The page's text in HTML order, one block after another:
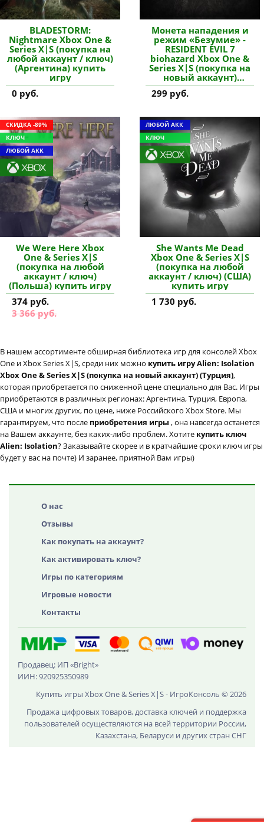
BLADESTORM:
Nightmare Xbox One &
Series X|S (покупка на
любой аккаунт / ключ)
(Аргентина) купить
игру
0 руб.
Монета нападения и
режим «Безумие» -
RESIDENT EVIL 7
biohazard Xbox One &
Series X|S (покупка на
новый аккаунт)
купить дополнение
299 руб.
СКИДКА -89%
КЛЮЧ
ЛЮБОЙ АКК
We Were Here Xbox
One & Series X|S
(покупка на любой
аккаунт / ключ)
(Польша) купить игру
374 руб.
3 366 руб.
ЛЮБОЙ АКК
КЛЮЧ
She Wants Me Dead
Xbox One & Series X|S
(покупка на любой
аккаунт / ключ) (США)
купить игру
1 730 руб.
В нашем ассортименте обширная библиотека игр для консолей Xbox
One и Xbox Series X|S, среди них можно купить игру Alien: Isolation
Xbox One & Series X|S (покупка на новый аккаунт) (Турция),
которая приобретается по сниженной цене специально для Вас. Игры
приобретаются в различных регионах: Аргентина, Турция, Европа,
США и многих других, по цене, ниже Российского Xbox Store. Мы
гарантируем, что после приобретения игры , она навсегда останется
на Вашем аккаунте, без каких-либо проблем. Хотите купить ключ
Alien: Isolation? Заказывайте скорее и в кратчайшие сроки ключ игры
будет у вас на почте) И заранее, приятной Вам игры)
О нас
Отзывы
Как покупать на аккаунт?
Как активировать ключ?
Игры по категориям
Игровые новости
Контакты
Продавец: ИП «Bright»
ИИН: 920925350989
Купить игры Xbox One & Series X|S - ИгроКонсоль © 2026
Продажа цифровых товаров, доставка ключей и поддержка
пользователей осуществляются на всей территории России,
Казахстана, Беларуси и других стран СНГ